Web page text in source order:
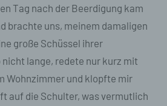
Tag nach der Beerdigung kam
brachte uns, meinem damaligen
große Schüssel ihrer
lange, redete nur kurz mit
Wohnzimmer und klopfte mir
auf die Schulter, was vermutlich
oder dem Recht der
ist eine natürliche oder
Behörde, Einrichtung oder
personenbezogene Daten im